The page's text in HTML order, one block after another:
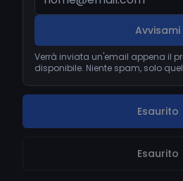
Avvisami
Verrà inviata un'email appena il
disponibile. Niente spam, solo
Esaurito
Esaurito